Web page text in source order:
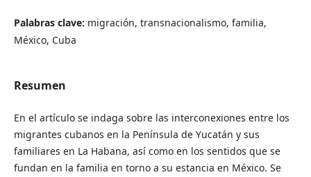
Palabras clave: migración, transnacionalismo, familia,
México, Cuba
Resumen
En el artículo se indaga sobre las interconexiones entre los
migrantes cubanos en la Península de Yucatán y sus
familiares en La Habana, así como en los sentidos que se
fundan en la familia en torno a su estancia en México. Se